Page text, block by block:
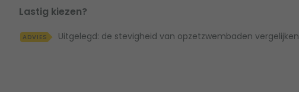
Lastig kiezen?
ADVIES Uitgelegd: de stevigheid van opzetzwembaden vergelijken